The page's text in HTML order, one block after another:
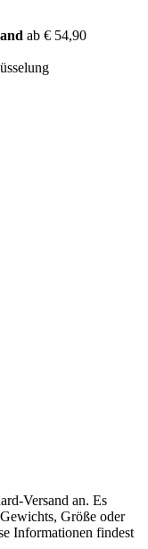
ab € 54,90
Versand an. Es
Größe oder
Informationen findest